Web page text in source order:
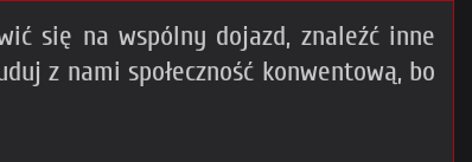
się na wspólny dojazd, znaleźć inne
z nami społeczność konwentową, bo